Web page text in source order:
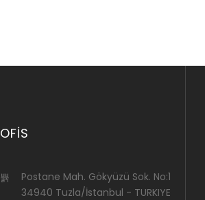
OFIS
Postane Mah. Gökyüzü Sok. No:1
34940 Tuzla/İstanbul - TURKIYE